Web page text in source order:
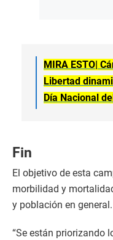
MIRA ESTO|
Libertad
Día Nacional
Fin
El objetivo de esta
morbilidad y
y población en general.
“Se están priorizando